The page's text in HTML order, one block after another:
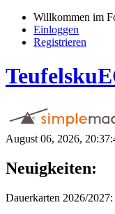
Willkommen im
Einloggen
Registrieren
August 06, 2026,
Neuigkeiten:
Dauerkarten 2026/2027: